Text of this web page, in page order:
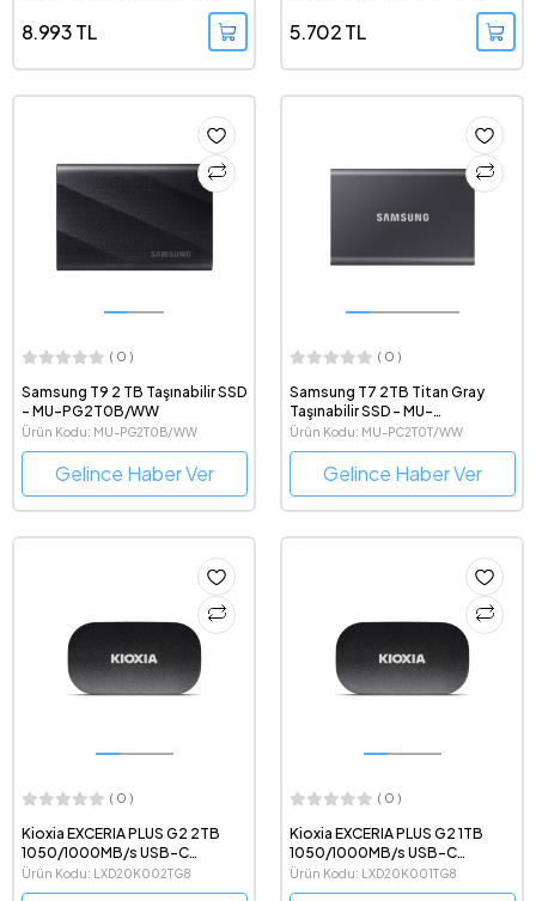
8.993 TL 5.702 TL
( 0 )
Samsung T9 2 TB Taşınabilir SSD
- MU-PG2T0B/WW
Ürün Kodu: MU-PG2T0B/WW
Gelince Haber Ver
( 0 )
Samsung T7 2TB Titan Gray
Taşınabilir SSD - MU-
PC2T0T/WW
Ürün Kodu: MU-PC2T0T/WW
Gelince Haber Ver
( 0 )
Kioxia EXCERIA PLUS G2 2TB
1050/1000MB/s USB-C
Taşınabilir SSD -
LXD20K002TG8
Ürün Kodu: LXD20K002TG8
( 0 )
Kioxia EXCERIA PLUS G2 1TB
1050/1000MB/s USB-C
Taşınabilir SSD - LXD20K001TG8
Ürün Kodu: LXD20K001TG8